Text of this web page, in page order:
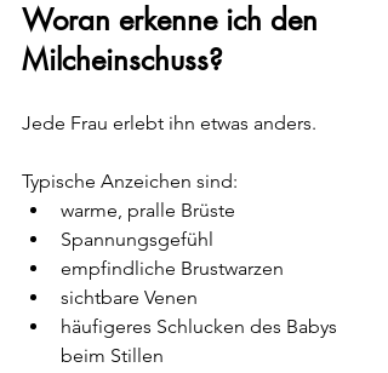
Woran erkenne ich den
Milcheinschuss?
Jede Frau erlebt ihn etwas anders.
Typische Anzeichen sind:
warme, pralle Brüste
Spannungsgefühl
empfindliche Brustwarzen
sichtbare Venen
häufigeres Schlucken des Babys
beim Stillen